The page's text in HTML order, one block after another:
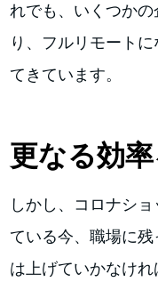
れでも、いくつか
り、フルリモート
てきています。
更なる効
しかし、コロナシ
ている今、職場に
は上げていかなけ